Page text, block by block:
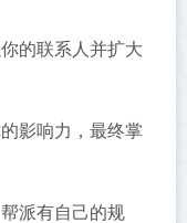
的联系人并扩大
影响力，最终掌
派有自己的规